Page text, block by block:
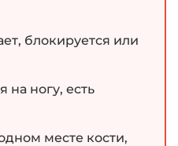
блокируется или
на ногу, есть
месте кости,